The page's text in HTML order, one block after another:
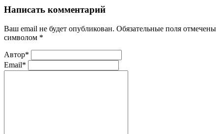
Написать комментарий
Ваш email не будет опубликован. Обязательные поля отмечены
символом *
Автор*
Email*